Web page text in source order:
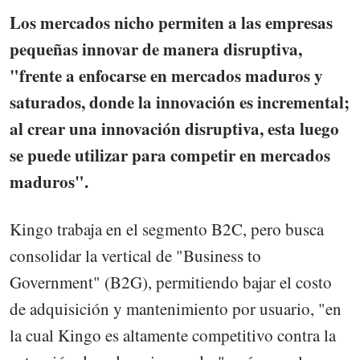
Los mercados nicho permiten a las empresas
pequeñas innovar de manera disruptiva,
"frente a enfocarse en mercados maduros y
saturados, donde la innovación es incremental;
al crear una innovación disruptiva, esta luego
se puede utilizar para competir en mercados
maduros".
Kingo trabaja en el segmento B2C, pero busca
consolidar la vertical de "Business to
Government" (B2G), permitiendo bajar el costo
de adquisición y mantenimiento por usuario, "en
la cual Kingo es altamente competitivo contra la